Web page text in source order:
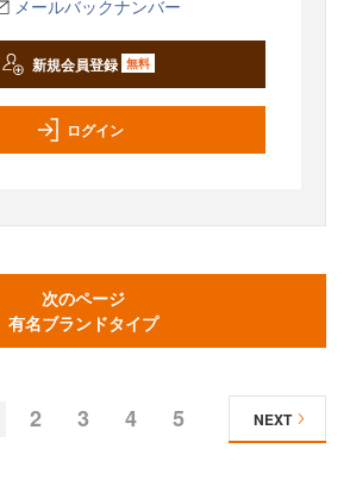
メールバックナンバー
新規会員登録 無料
ログイン
次のページ
有名ブランドタイプ
2 3 4 5 NEXT